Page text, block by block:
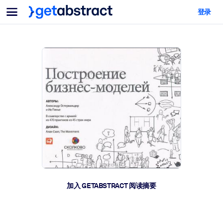
菜单
面向团队与管理者
AI 技能提升
领导力发展
帮助您的管理者为未来的工作时代做好准备。
协作学习
让团队更轻松地共同学习、解决实际问题并更快采取行动。
技能提升与重塑
培养您的员工应对未来挑战所需的技能。
面向人工智能系统
登录
加入 GETABSTRACT 阅读摘要